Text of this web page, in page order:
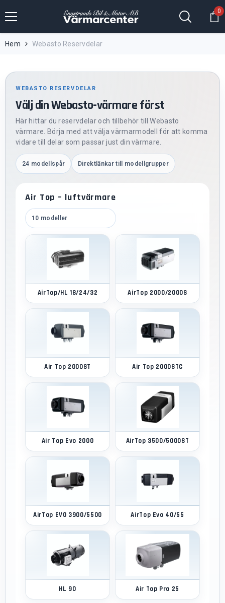
0
0
Hem Webasto Reservdelar
WEBASTO RESERVDELAR
Välj din Webasto-värmare först
Här hittar du reservdelar och tillbehör till Webasto
värmare. Börja med att välja värmarmodell för att komma
vidare till delar som passar just din värmare.
24 modellspår Direktlänkar till modellgrupper
Air Top – luftvärmare
10 modeller
AirTop/HL 18/24/32 AirTop 2000/2000S
Air Top 2000ST Air Top 2000STC
Air Top Evo 2000 AirTop 3500/5000ST
AirTop EVO 3900/5500 AirTop Evo 40/55
HL 90 Air Top Pro 25